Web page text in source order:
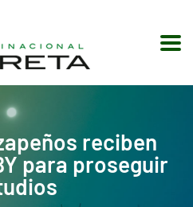
reciben
para proseguir